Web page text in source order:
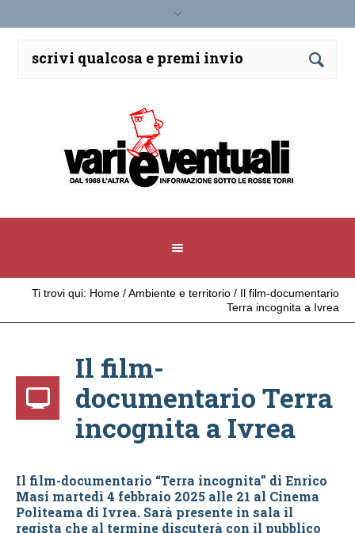
Ti trovi qui: Home /Ambiente e territorio / Il film-documentario
Terra incognita a Ivrea
Il film-
documentario Terra
incognita a Ivrea
Il film-documentario “Terra incognita” di Enrico
Masi martedì 4 febbraio 2025 alle 21 al Cinema
Politeama di Ivrea. Sarà presente in sala il
regista che al termine discuterà con il pubblico